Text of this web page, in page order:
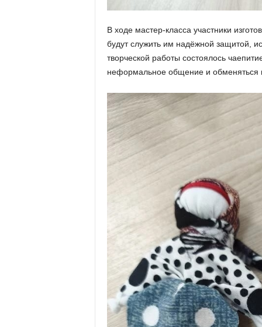
В ходе мастер-класса участники
будут служить им надёжной защитой,
творческой работы состоялось
неформальное общение и обменяться